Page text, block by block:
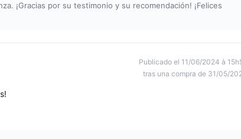
¡Gracias por su testimonio y su recomendación! ¡Felices
Publicado el 11/06/2024 à
tras una compra de 31/05/